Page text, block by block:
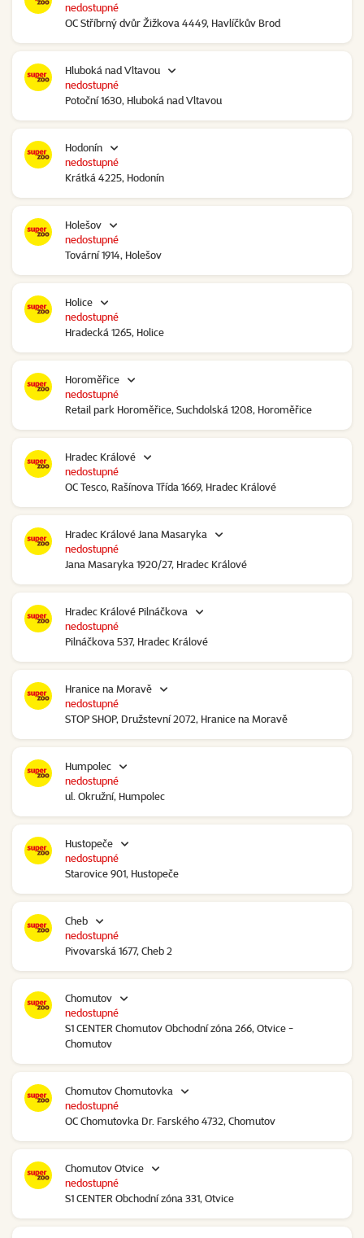
OC Stříbrný dvůr Žižkova 4449, Havlíčkův Brod
nedostupné
Hluboká nad Vltavou
Potoční 1630, Hluboká nad Vltavou
nedostupné
Hodonín
Krátká 4225, Hodonín
nedostupné
Holešov
Tovární 1914, Holešov
nedostupné
Holice
Hradecká 1265, Holice
nedostupné
Horoměřice
Retail park Horoměřice, Suchdolská 1208, Horoměřice
nedostupné
Hradec Králové
OC Tesco, Rašínova Třída 1669, Hradec Králové
nedostupné
Hradec Králové Jana Masaryka
Jana Masaryka 1920/27, Hradec Králové
nedostupné
Hradec Králové Pilnáčkova
Pilnáčkova 537, Hradec Králové
nedostupné
Hranice na Moravě
STOP SHOP, Družstevní 2072, Hranice na Moravě
nedostupné
Humpolec
ul. Okružní, Humpolec
nedostupné
Hustopeče
Starovice 901, Hustopeče
nedostupné
Cheb
Pivovarská 1677, Cheb 2
nedostupné
Chomutov
S1 CENTER Chomutov Obchodní zóna 266, Otvice -
Chomutov
nedostupné
Chomutov Chomutovka
OC Chomutovka Dr. Farského 4732, Chomutov
nedostupné
Chomutov Otvice
S1 CENTER Obchodní zóna 331, Otvice
nedostupné